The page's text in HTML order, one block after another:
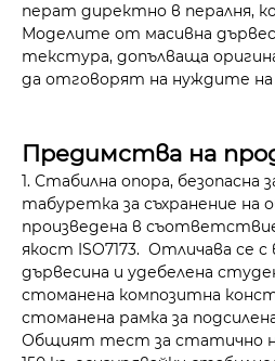
перат директно в пералня,
Моделите от масивна
текстура, допълваща
да отговорят на нуждите на
Предимства на
1. Стабилна опора,
табуретка за съхранение на
произведена в
якост ISO7173. Отличава се с
дървесина и удебелена
стоманена композитна
стоманена рамка за
Общият тест за статично